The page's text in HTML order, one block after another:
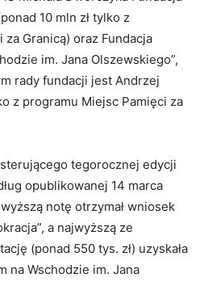
10 mln zł tylko z
Granicą) oraz Fundacja
im. Jana Olszewskiego”,
rady fundacji jest Andrzej
z programu Miejsc Pamięci za
sterującego tegorocznej edycji
opublikowanej 14 marca
notę otrzymał wniosek
a najwyższą ze
(ponad 550 tys. zł) uzyskała
na Wschodzie im. Jana